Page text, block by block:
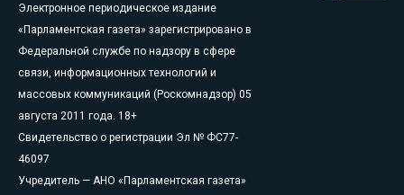
Электронное периодическое издание
«Парламентская газета» зарегистрировано в
Федеральной службе по надзору в сфере
связи, информационных технологий и
массовых коммуникаций (Роскомнадзор) 05
августа 2011 года. 18+
Свидетельство о регистрации Эл № ФС77-
46097
Учредитель — АНО «Парламентская газета»